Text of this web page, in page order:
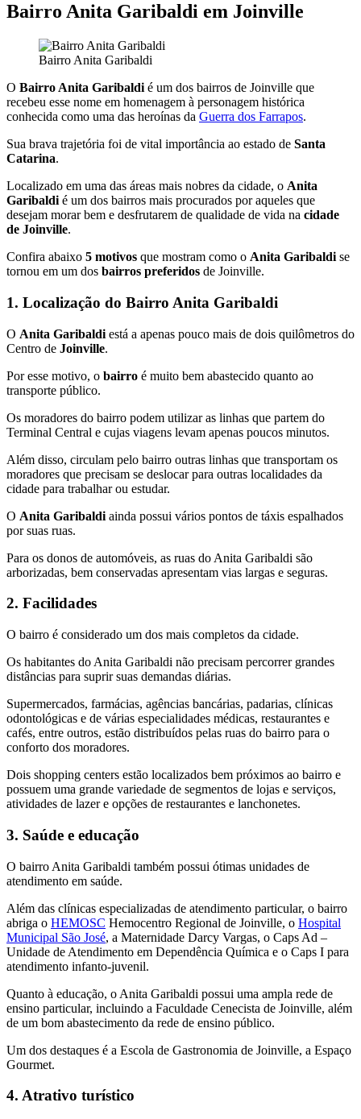
Bairro Anita Garibaldi em Joinville
Bairro Anita Garibaldi
O Bairro Anita Garibaldi é um dos bairros de Joinville que
recebeu esse nome em homenagem à personagem histórica
conhecida como uma das heroínas da Guerra dos Farrapos.
Sua brava trajetória foi de vital importância ao estado de Santa
Catarina.
Localizado em uma das áreas mais nobres da cidade, o Anita
Garibaldi é um dos bairros mais procurados por aqueles que
desejam morar bem e desfrutarem de qualidade de vida na cidade
de Joinville.
Confira abaixo 5 motivos que mostram como o Anita Garibaldi se
tornou em um dos bairros preferidos de Joinville.
1. Localização do Bairro Anita Garibaldi
O Anita Garibaldi está a apenas pouco mais de dois quilômetros do
Centro de Joinville.
Por esse motivo, o bairro é muito bem abastecido quanto ao
transporte público.
Os moradores do bairro podem utilizar as linhas que partem do
Terminal Central e cujas viagens levam apenas poucos minutos.
Além disso, circulam pelo bairro outras linhas que transportam os
moradores que precisam se deslocar para outras localidades da
cidade para trabalhar ou estudar.
O Anita Garibaldi ainda possui vários pontos de táxis espalhados
por suas ruas.
Para os donos de automóveis, as ruas do Anita Garibaldi são
arborizadas, bem conservadas apresentam vias largas e seguras.
2. Facilidades
O bairro é considerado um dos mais completos da cidade.
Os habitantes do Anita Garibaldi não precisam percorrer grandes
distâncias para suprir suas demandas diárias.
Supermercados, farmácias, agências bancárias, padarias, clínicas
odontológicas e de várias especialidades médicas, restaurantes e
cafés, entre outros, estão distribuídos pelas ruas do bairro para o
conforto dos moradores.
Dois shopping centers estão localizados bem próximos ao bairro e
possuem uma grande variedade de segmentos de lojas e serviços,
atividades de lazer e opções de restaurantes e lanchonetes.
3. Saúde e educação
O bairro Anita Garibaldi também possui ótimas unidades de
atendimento em saúde.
Além das clínicas especializadas de atendimento particular, o bairro
abriga o HEMOSC Hemocentro Regional de Joinville, o Hospital
Municipal São José, a Maternidade Darcy Vargas, o Caps Ad –
Unidade de Atendimento em Dependência Química e o Caps I para
atendimento infanto-juvenil.
Quanto à educação, o Anita Garibaldi possui uma ampla rede de
ensino particular, incluindo a Faculdade Cenecista de Joinville, além
de um bom abastecimento da rede de ensino público.
Um dos destaques é a Escola de Gastronomia de Joinville, a Espaço
Gourmet.
4. Atrativo turístico